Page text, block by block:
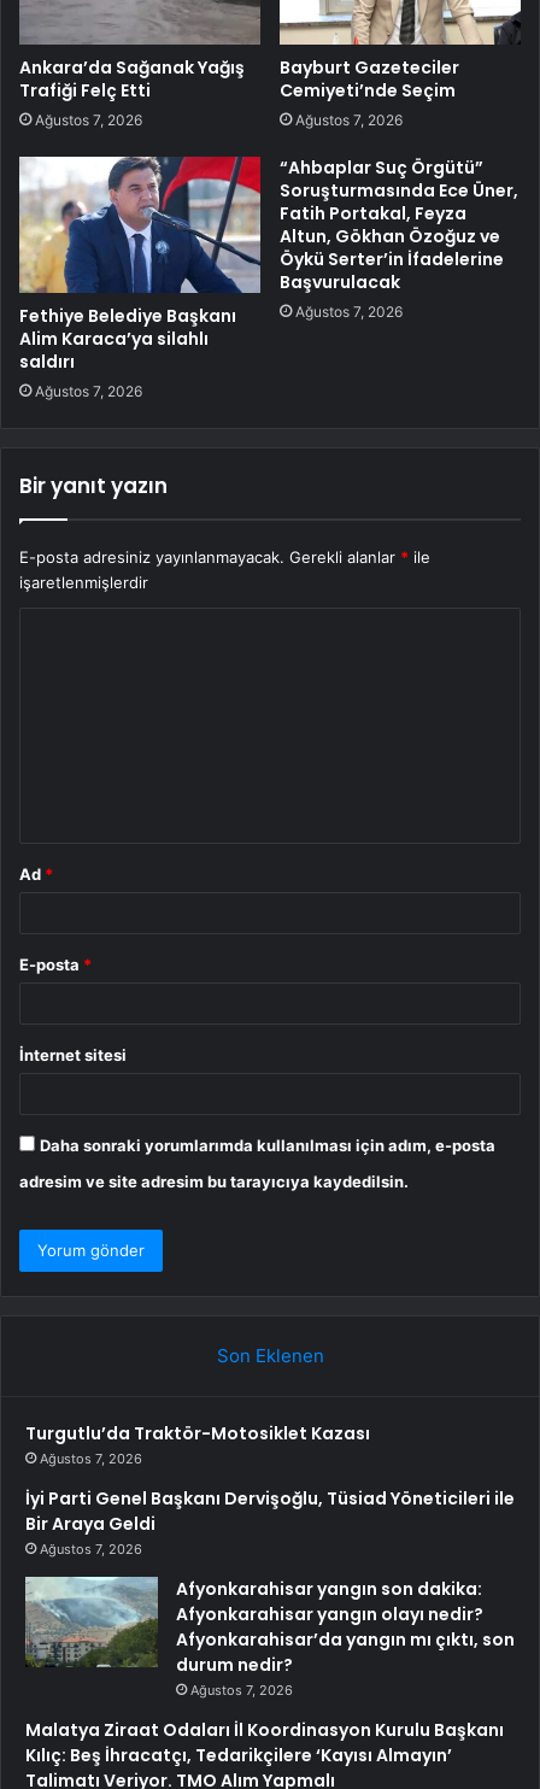
Ankara’da Sağanak Yağış
Trafiği Felç Etti
Ağustos 7, 2026
Bayburt Gazeteciler
Cemiyeti’nde Seçim
Ağustos 7, 2026
Fethiye Belediye Başkanı
Alim Karaca’ya silahlı
saldırı
Ağustos 7, 2026
“Ahbaplar Suç Örgütü”
Soruşturmasında Ece Üner,
Fatih Portakal, Feyza
Altun, Gökhan Özoğuz ve
Öykü Serter’in İfadelerine
Başvurulacak
Ağustos 7, 2026
Bir yanıt yazın
E-posta adresiniz yayınlanmayacak. Gerekli alanlar * ile
işaretlenmişlerdir
Ad *
E-posta *
İnternet sitesi
Daha sonraki yorumlarımda kullanılması için adım, e-posta
adresim ve site adresim bu tarayıcıya kaydedilsin.
Son Eklenen
Turgutlu’da Traktör-Motosiklet Kazası
Ağustos 7, 2026
İyi Parti Genel Başkanı Dervişoğlu, Tüsiad Yöneticileri ile
Bir Araya Geldi
Ağustos 7, 2026
Afyonkarahisar yangın son dakika:
Afyonkarahisar yangın olayı nedir?
Afyonkarahisar’da yangın mı çıktı, son
durum nedir?
Ağustos 7, 2026
Malatya Ziraat Odaları İl Koordinasyon Kurulu Başkanı
Kılıç: Beş İhracatçı, Tedarikçilere ‘Kayısı Almayın’
Talimatı Veriyor. TMO Alım Yapmalı